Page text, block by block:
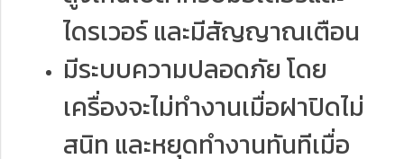
ไดรเวอร์ และมีสัญญาณเตือน
มีระบบความปลอดภัย โดย
เครื่องจะไม่ทำงานเมื่อฝาปิดไม่
สนิท และหยุดทำงานทันทีเมื่อ